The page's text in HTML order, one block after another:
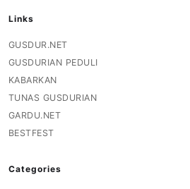
Links
GUSDUR.NET
GUSDURIAN PEDULI
KABARKAN
TUNAS GUSDURIAN
GARDU.NET
BESTFEST
Categories